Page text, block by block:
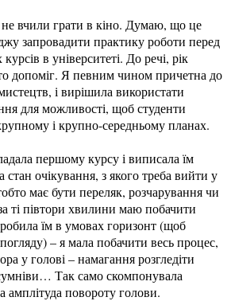
вчили грати в кіно. Думаю, що це
запровадити практику роботи перед
в університеті. До речі, рік
допоміг. Я певним чином причетна до
і вирішила використати
для можливості, щоб студенти
і крупно-середньому планах.
першому курсу і виписала їм
стан очікування, з якого треба вийти у
має бути переляк, розчарування чи
ті півтори хвилини маю побачити
їм в умовах горизонт (щоб
– я мала побачити весь процес,
у голові – намагання розгледіти
Так само скомпонувала
амплітуда повороту голови.